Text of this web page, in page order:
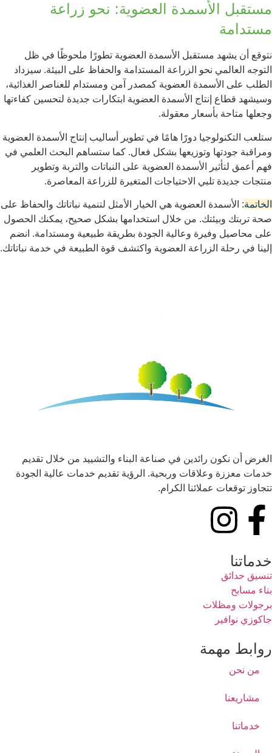
مستقبل الأسمدة العضوية: نحو زراعة
مستدامة
نتوقع أن يشهد مستقبل الأسمدة العضوية تطورًا ملحوظًا في ظل
التوجه العالمي نحو الزراعة المستدامة والحفاظ على البيئة. سيزداد
الطلب على الأسمدة العضوية كمصدر آمن ومستدام للعناصر الغذائية،
وسيشهد قطاع إنتاج الأسمدة العضوية ابتكارات جديدة لتحسين كفاءتها
وجعلها متاحة بأسعار معقولة.
ستلعب التكنولوجيا دورًا هامًا في تطوير أساليب إنتاج الأسمدة العضوية
ومراقبة جودتها وتوزيعها بشكل فعال. كما ستساهم البحث العلمي في
فهم أعمق لتأثير الأسمدة العضوية على النباتات والتربة وتطوير
منتجات جديدة تلبي الاحتياجات المتغيرة للزراعة المعاصرة.
الخاتمة: الأسمدة العضوية هي الخيار الأمثل لتنمية نباتاتك والحفاظ على
صحة تربتك وبيئتك. من خلال استخدامها بشكل صحيح، يمكنك الحصول
على محاصيل وفيرة وعالية الجودة بطريقة طبيعية ومستدامة. انضم
إلينا في رحلة الزراعة العضوية واكتشف قوة الطبيعة في خدمة نباتاتك.
الغرض أن نكون رائدين في صناعة البناء والتشييد من خلال تقديم
خدمات معززة وعلاقات وربحية. الرؤية تقديم خدمات عالية الجودة
تتجاوز توقعات عملائنا الكرام.
خدماتنا
تنسيق حدائق
بناء مسابح
برجولات ومظلات
جاكوزي نوافير
روابط مهمة
من نحن
مشاريعنا
خدماتنا